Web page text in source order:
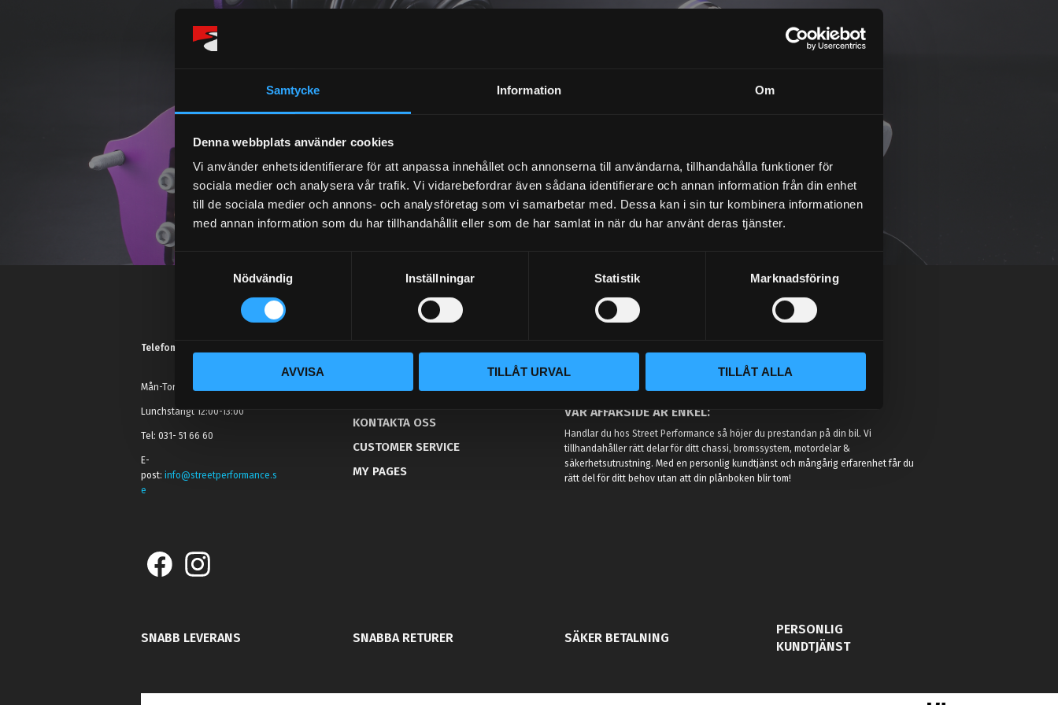
Samtycke Information Om
Denna webbplats använder cookies
Vi använder enhetsidentifierare för att anpassa innehållet och annonserna till användarna, tillhandahålla funktioner för
sociala medier och analysera vår trafik. Vi vidarebefordrar även sådana identifierare och annan information från din enhet
till de sociala medier och annons- och analysföretag som vi samarbetar med. Dessa kan i sin tur kombinera informationen
med annan information som du har tillhandahållit eller som de har samlat in när du har använt deras tjänster.
c
s
v
l
Nödvändig Inställningar Statistik Marknadsföring
AVVISA TILLÅT URVAL TILLÅT ALLA
Your personal information is processed in accordance with ourprivacy policy.
Telefonsupport:
Mån-Tors: 10:30-15:00
Lunchstängt 12:00-13:00
Tel: 031- 51 66 60
E-
post:info@streetperformance.s
e
KONTAKTA OSS
CUSTOMER SERVICE
MY PAGES
VÅR AFFÄRSIDÉ ÄR ENKEL:
Handlar du hos Street Performance så höjer du prestandan på din bil. Vi
tillhandahåller rätt delar för ditt chassi, bromssystem, motordelar &
säkerhetsutrustning. Med en personlig kundtjänst och mångårig erfarenhet får du
rätt del för ditt behov utan att din plånboken blir tom!
SNABB LEVERANS SNABBA RETURER SÄKER BETALNING
PERSONLIG
KUNDTJÄNST